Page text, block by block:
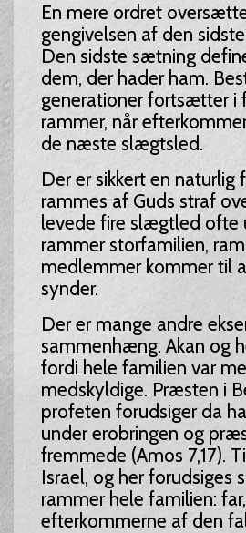
En mere ordret
gengivelsen af den
Den sidste sætning
dem, der hader ham.
generationer fortsætter i
rammer, når
de næste slægtsled.
Der er sikkert en
rammes af Guds straf
levede fire slægtled ofte
rammer storfamilien,
medlemmer kommer til
synder.
Der er mange andre
sammenhæng. Akan og
fordi hele familien var
medskyldige. Præsten i
profeten forudsiger da
under erobringen og
fremmede (Amos 7,17).
Israel, og her forudsiges
rammer hele familien:
efterkommerne af den